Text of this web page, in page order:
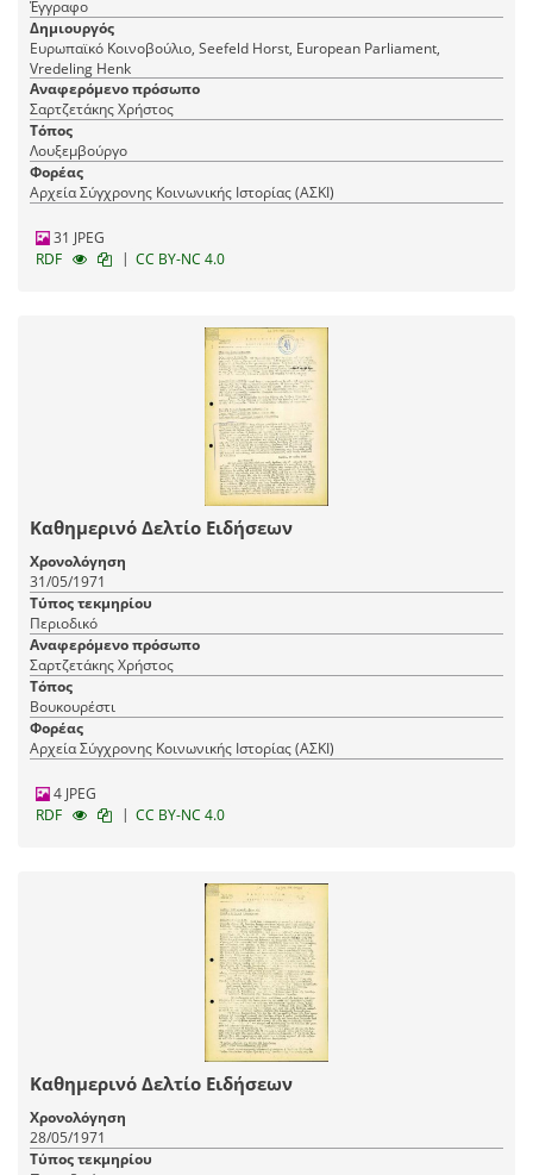
Έγγραφο
Δημιουργός
Ευρωπαϊκό Κοινοβούλιο, Seefeld Horst, European Parliament,
Vredeling Henk
Αναφερόμενο πρόσωπο
Σαρτζετάκης Χρήστος
Τόπος
Λουξεμβούργο
Φορέας
Αρχεία Σύγχρονης Κοινωνικής Ιστορίας (ΑΣΚΙ)
31 JPEG
RDF
| CC BY-NC 4.0
Καθημερινό Δελτίο Ειδήσεων
Χρονολόγηση
31/05/1971
Τύπος τεκμηρίου
Περιοδικό
Αναφερόμενο πρόσωπο
Σαρτζετάκης Χρήστος
Τόπος
Βουκουρέστι
Φορέας
Αρχεία Σύγχρονης Κοινωνικής Ιστορίας (ΑΣΚΙ)
4 JPEG
RDF
| CC BY-NC 4.0
Καθημερινό Δελτίο Ειδήσεων
Χρονολόγηση
28/05/1971
Τύπος τεκμηρίου